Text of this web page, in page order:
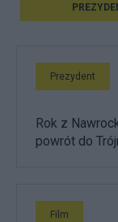
Prezydent
Rok z
powrót do
Film